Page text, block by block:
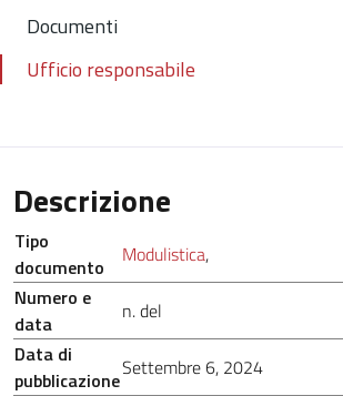
Documenti
Ufficio responsabile
Descrizione
Tipo
documento
Modulistica,
Numero e
data
n. del
Data di
pubblicazioneSettembre 6, 2024